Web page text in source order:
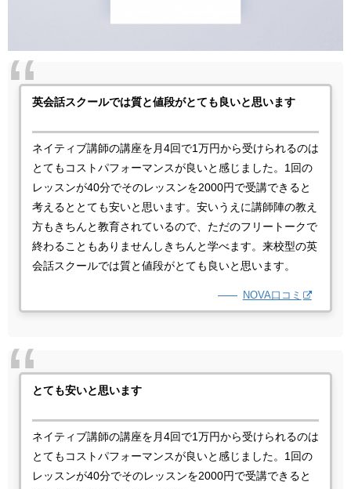
英会話スクールでは質と値段がとても良いと思います
ネイティブ講師の講座を月4回で1万円から受けられるのは
とてもコストパフォーマンスが良いと感じました。1回の
レッスンが40分でそのレッスンを2000円で受講できると
考えるととても安いと思います。安いうえに講師陣の教え
方もきちんと教育されているので、ただのフリートークで
終わることもありませんしきちんと学べます。来校型の英
会話スクールでは質と値段がとても良いと思います。
NOVA口コミ
とても安いと思います
ネイティブ講師の講座を月4回で1万円から受けられるのは
とてもコストパフォーマンスが良いと感じました。1回の
レッスンが40分でそのレッスンを2000円で受講できると